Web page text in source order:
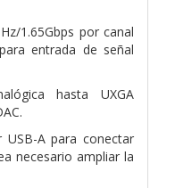
1.65Gbps por canal
entrada de señal
hasta UXGA
A para conectar
necesario ampliar la